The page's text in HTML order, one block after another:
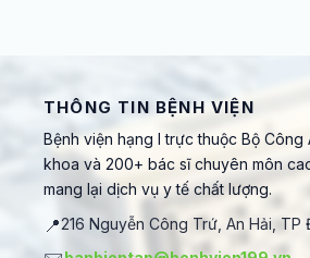
THÔNG TIN BỆNH VIỆN
Bệnh viện hạng I trực thuộc Bộ Công
khoa và 200+ bác sĩ chuyên môn
mang lại dịch vụ y tế chất lượng.
📍216 Nguyễn Công Trứ, An Hải, TP